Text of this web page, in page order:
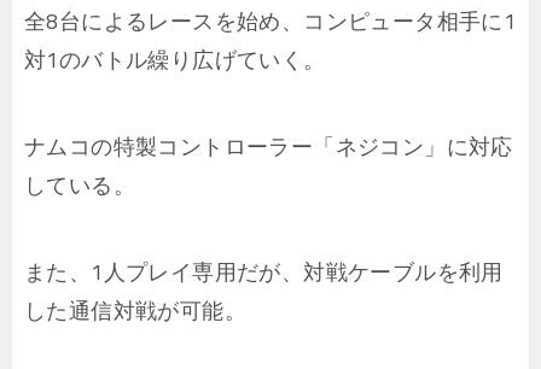
全8台によるレースを始め、コンピュータ相手に1
対1のバトル繰り広げていく。
ナムコの特製コントローラー「ネジコン」に対応
している。
また、1人プレイ専用だが、対戦ケーブルを利用
した通信対戦が可能。